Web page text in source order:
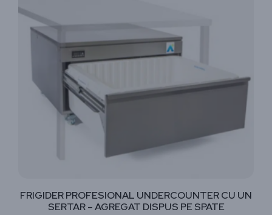
FRIGIDER PROFESIONAL UNDERCOUNTER CU UN
SERTAR – AGREGAT DISPUS PE SPATE